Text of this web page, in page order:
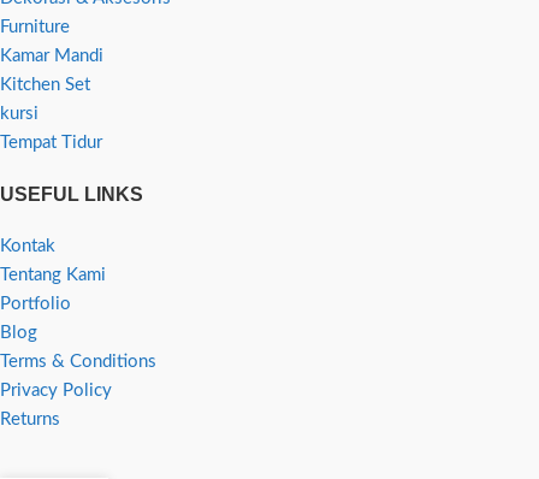
Furniture
Kamar Mandi
Kitchen Set
kursi
Tempat Tidur
USEFUL LINKS
Kontak
Tentang Kami
Portfolio
Blog
Terms & Conditions
Privacy Policy
Returns